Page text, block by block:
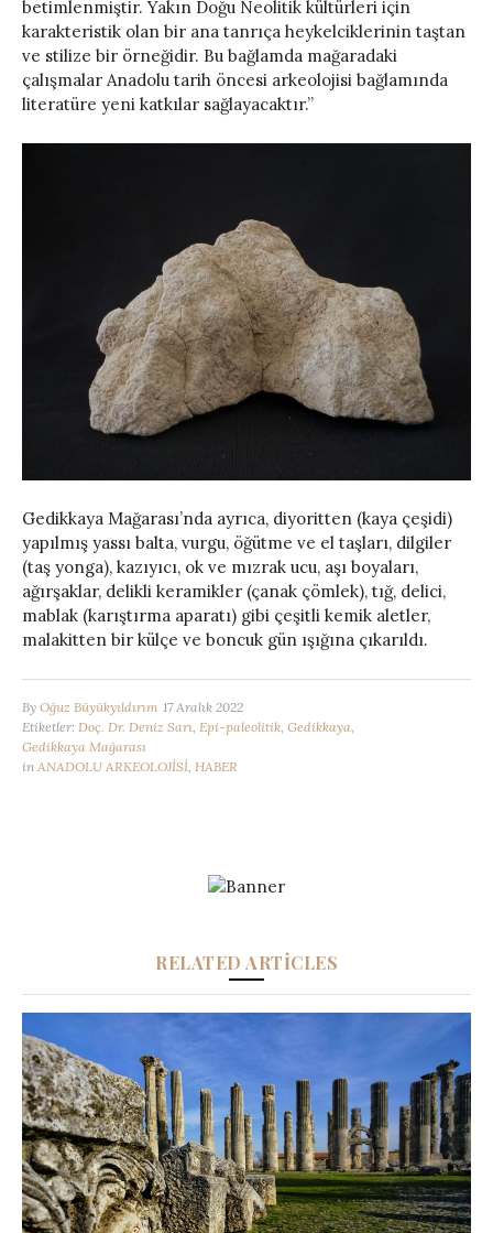
betimlenmiştir. Yakın Doğu Neolitik kültürleri için
karakteristik olan bir ana tanrıça heykelciklerinin taştan
ve stilize bir örneğidir. Bu bağlamda mağaradaki
çalışmalar Anadolu tarih öncesi arkeolojisi bağlamında
literatüre yeni katkılar sağlayacaktır.”
Gedikkaya Mağarası’nda ayrıca, diyoritten (kaya çeşidi)
yapılmış yassı balta, vurgu, öğütme ve el taşları, dilgiler
(taş yonga), kazıyıcı, ok ve mızrak ucu, aşı boyaları,
ağırşaklar, delikli keramikler (çanak çömlek), tığ, delici,
mablak (karıştırma aparatı) gibi çeşitli kemik aletler,
malakitten bir külçe ve boncuk gün ışığına çıkarıldı.
By Oğuz Büyükyıldırım 17 Aralık 2022
Etiketler: Doç. Dr. Deniz Sarı, Epi-paleolitik, Gedikkaya,
Gedikkaya Mağarası
in ANADOLU ARKEOLOJİSİ, HABER
RELATED ARTICLES